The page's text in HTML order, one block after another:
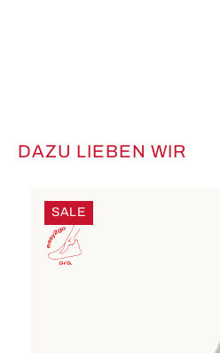
Produktgalerie überspringen
DAZU LIEBEN WIR
SALE